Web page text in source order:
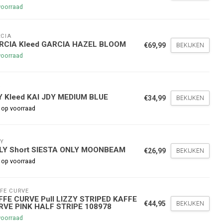
Kleed GARCIA HAZEL BLOOM €69,99 BEKIJKEN
Kleed KAI JDY MEDIUM BLUE
voorraad
€34,99 BEKIJKEN
Short SIESTA ONLY MOONBEAM
voorraad
€26,99 BEKIJKEN
CURVE
CURVE Pull LIZZY STRIPED KAFFE
PINK HALF STRIPE 108978
€44,95 BEKIJKEN
bestelling
van €45,00